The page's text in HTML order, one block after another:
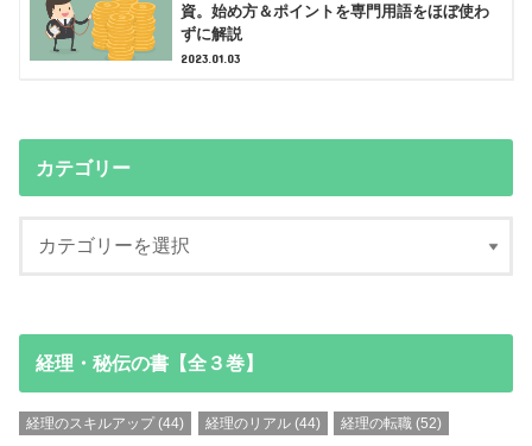
資。始め方＆ポイントを専門用語をほぼ使わ
ずに解説
2023.01.03
カテゴリー
経理・秘伝の書【全３巻】
経理のスキルアップ (44) 経理のリアル(44) 経理の転職(52)